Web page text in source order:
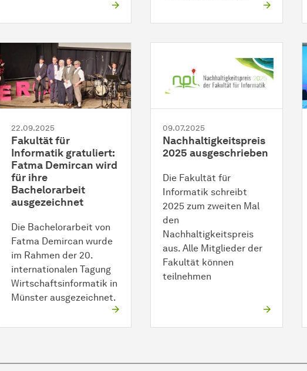
22.09.2025
Fakultät für
Informatik gratuliert:
Fatma Demircan wird
für ihre
Bachelorarbeit
ausgezeichnet
Die Bachelorarbeit von
Fatma Demircan wurde
im Rahmen der 20.
internationalen Tagung
Wirtschaftsinformatik in
Münster ausgezeichnet.
09.07.2025
Nachhaltigkeitspreis
2025 ausgeschrieben
Die Fakultät für
Informatik schreibt
2025 zum zweiten Mal
den
Nachhaltigkeitspreis
aus. Alle Mitglieder der
Fakultät können
teilnehmen